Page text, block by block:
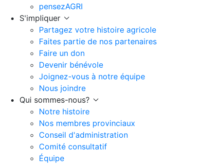
pensezAGRI
S'impliquer
Partagez votre histoire agricole
Faites partie de nos partenaires
Faire un don
Devenir bénévole
Joignez-vous à notre équipe
Nous joindre
Qui sommes-nous?
Notre histoire
Nos membres provinciaux
Conseil d'administration
Comité consultatif
Équipe